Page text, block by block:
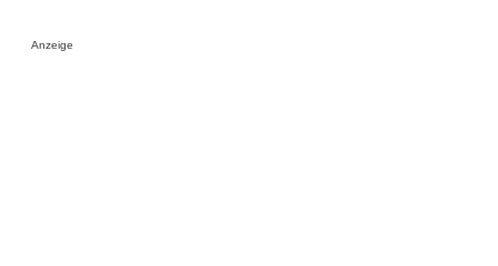
Anzeige